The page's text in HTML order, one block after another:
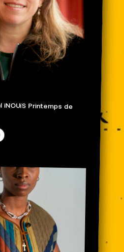
Printemps de